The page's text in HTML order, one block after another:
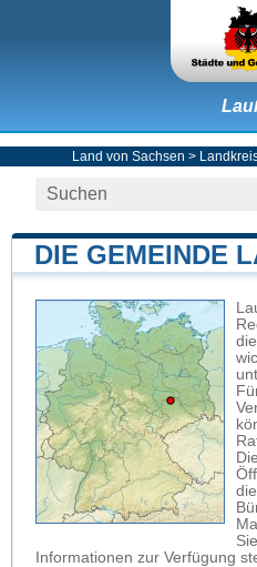
Land von Sachsen >
DIE GEMEINDE
Informationen zur Verfügung